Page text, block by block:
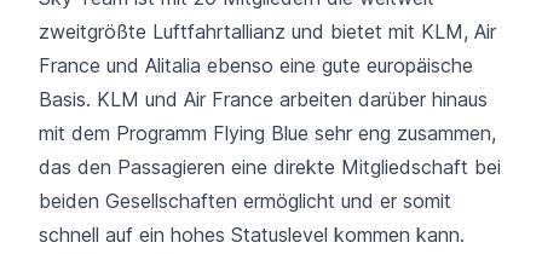
zweitgrößte Luftfahrtallianz und bietet mit KLM, Air
France und Alitalia ebenso eine gute europäische
Basis. KLM und Air France arbeiten darüber hinaus
mit dem Programm Flying Blue sehr eng zusammen,
das den Passagieren eine direkte Mitgliedschaft bei
beiden Gesellschaften ermöglicht und er somit
schnell auf ein hohes Statuslevel kommen kann.